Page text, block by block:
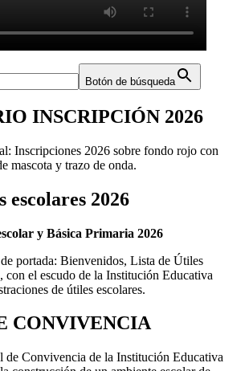
Botón de búsqueda
INSCRIPCIÓN 2026
escolares 2026
y Básica Primaria 2026
CONVIVENCIA